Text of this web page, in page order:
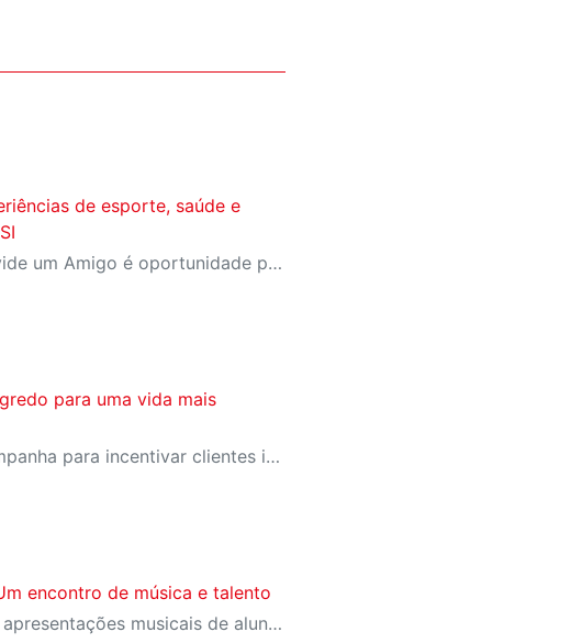
de esporte, saúde e
A campanha Convide um Amigo é oportunidade para reunir amigos para aproveitar juntos toda estrutura da unidade SESI-SP mais próxima. Os benefícios para clientes e convidados estão no regulamento
para uma vida mais
SESI-SP lança campanha para incentivar clientes inativos a retomarem a prática de atividades físicas, esporte e lazer com benefícios exclusivos
encontro de música e talento
Evento promoveu apresentações musicais de alunos, performances do Núcleo de Dança e oficinas voltadas ao desenvolvimento artístico e à expressão dos estudantes.